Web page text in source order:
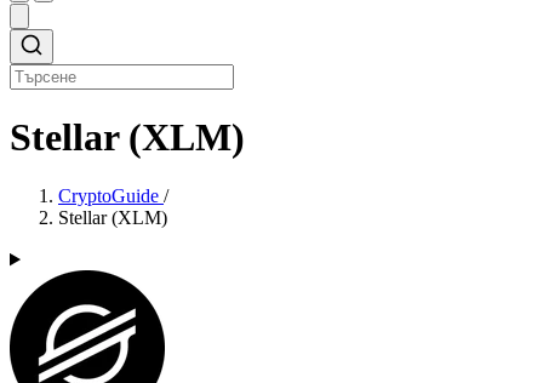
Stellar (XLM)
CryptoGuide /
Stellar (XLM)